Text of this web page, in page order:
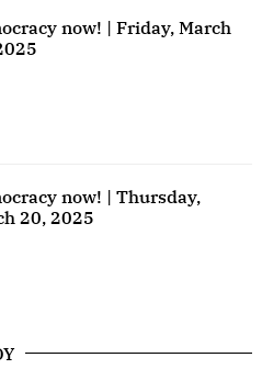
now! | Friday, March
now! | Thursday,
20, 2025